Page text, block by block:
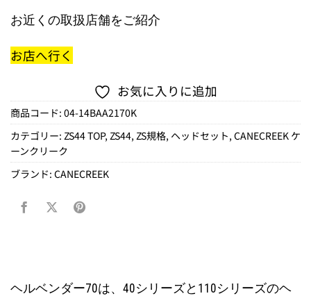
お近くの取扱店舗をご紹介
お店へ行く
お気に入りに追加
商品コード: 04-14BAA2170K
カテゴリー: ZS44 TOP, ZS44, ZS規格, ヘッドセット, CANECREEK ケ
ーンクリーク
ブランド: CANECREEK
ヘルベンダー70は、40シリーズと110シリーズのヘ